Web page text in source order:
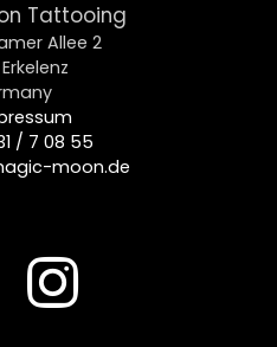
Tattooing
Allee 2
Erkelenz
/ 7 08 55
moon.de
I